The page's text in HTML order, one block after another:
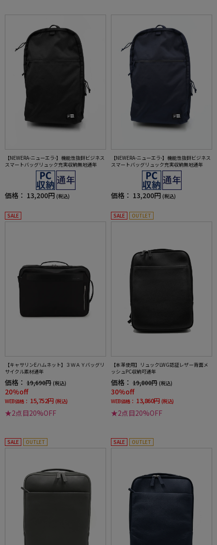
【NEWERA-ニューエラ-】機能性抜群ビジネス
スマートバッグリュック充実収納無地通年
価格： 13,200円 (税込)
【NEWERA-ニューエラ-】機能性抜群ビジネス
スマートバッグリュック充実収納無地通年
価格： 13,200円 (税込)
SALE
【キャサリンEハムネット】３ＷＡＹバッグリ
サイクル素材通年
価格： 19,690円 (税込)
20%off
WEB価格： 15,752円 (税込)
★2点目20%OFF
SALE OUTLET
【本革使用】リュックLWG認証レザー背面メ
ッシュPC収納可通年
価格： 19,800円 (税込)
30%off
WEB価格： 13,860円 (税込)
★2点目20%OFF
SALE OUTLET SALE OUTLET